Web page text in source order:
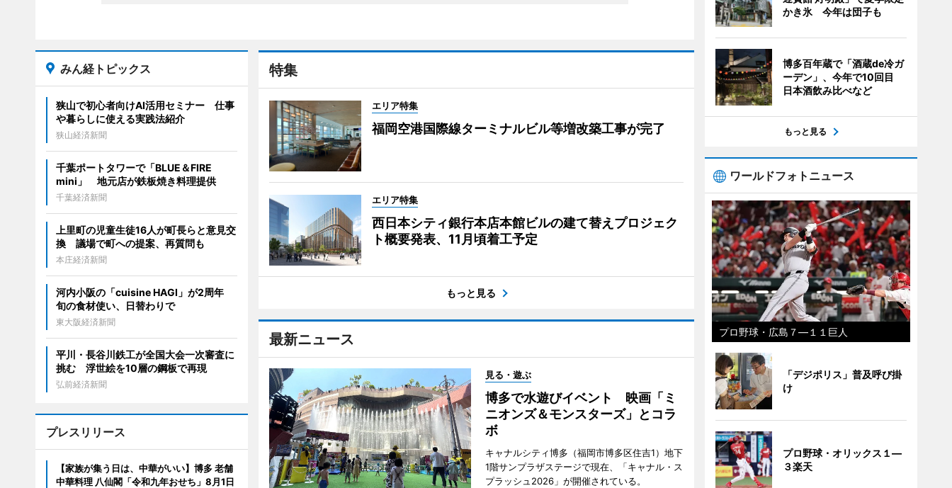
特集
エリア特集
福岡空港国際線ターミナルビル等増改築工事が完了
エリア特集
西日本シティ銀行本店本館ビルの建て替えプロジェク
ト概要発表、11月頃着工予定
もっと見る
最新ニュース
見る・遊ぶ
博多で水遊びイベント 映画「ミ
ニオンズ＆モンスターズ」とコラ
ボ
キャナルシティ博多（福岡市博多区住吉1）地下
1階サンプラザステージで現在、「キャナル・ス
プラッシュ2026」が開催されている。
みん経トピックス
狭山で初心者向けAI活用セミナー 仕事
や暮らしに使える実践法紹介
狭山経済新聞
千葉ポートタワーで「BLUE＆FIRE
mini」 地元店が鉄板焼き料理提供
千葉経済新聞
上里町の児童生徒16人が町長らと意見交
換 議場で町への提案、再質問も
本庄経済新聞
河内小阪の「cuisine HAGI」が2周年
旬の食材使い、日替わりで
東大阪経済新聞
平川・長谷川鉄工が全国大会一次審査に
挑む 浮世絵を10層の鋼板で再現
弘前経済新聞
プレスリリース
【家族が集う日は、中華がいい】博多 老舗
中華料理 八仙閣「令和九年おせち」8月1日
かき氷 今年は団子も
博多百年蔵で「酒蔵de冷ガ
ーデン」、今年で10回目
日本酒飲み比べなど
もっと見る
ワールドフォトニュース
プロ野球・広島７―１１巨人
「デジポリス」普及呼び掛
け
プロ野球・オリックス１―
３楽天